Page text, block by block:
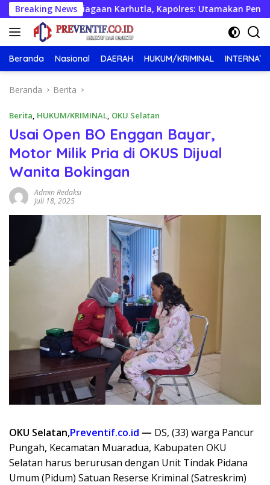
Langsung
ke
konten
Breaking NewsKarhutla, Kapolres: Utamakan Pencegahan
Beranda Nasional DAERAH HUKUM/KRIMINAL
Beranda Berita
Berita, HUKUM/KRIMINAL, OKU Selatan
Usai Open BO Enggan Bayar,
Motor Milik Pria di OKUS Dijual
Wanita Bokingan
Admin Redaksi
Juli 18, 2025
OKU Selatan,Preventif.co.id — DS, (33) warga Pancur
Pungah, Kecamatan Muaradua, Kabupaten OKU
Selatan harus berurusan dengan Unit Tindak Pidana
Umum (Pidum) Satuan Reserse Kriminal (Satreskrim)